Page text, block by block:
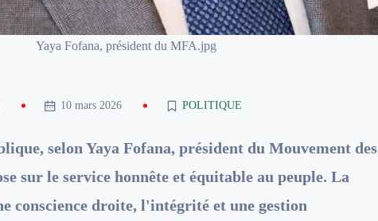
Yaya Fofana, président du MFA.jpg
10 mars 2026 POLITIQUE
selon Yaya Fofana, président du Mouvement des
sur le service honnête et équitable au peuple. La
conscience droite, l'intégrité et une gestion